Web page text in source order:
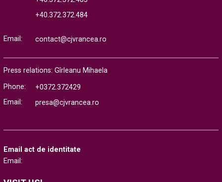
+40.372.372.484
Email: contact@cjvrancea.ro
Press relations: Gîrleanu Mihaela
Phone:
+0372.372429
Email:
presa@cjvrancea.ro
Email act de identitate
Email: